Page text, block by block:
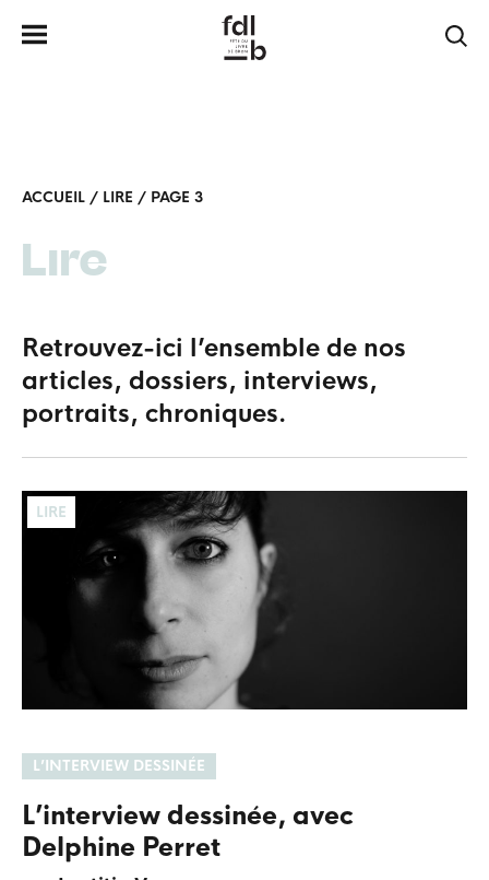
ACCUEIL / LIRE / PAGE 3
Lire
Retrouvez-ici l’ensemble de nos
articles, dossiers, interviews,
portraits, chroniques.
LIRE
L’INTERVIEW DESSINÉE
L’interview dessinée, avec
Delphine Perret